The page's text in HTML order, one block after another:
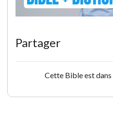
Partager
Cette Bible est